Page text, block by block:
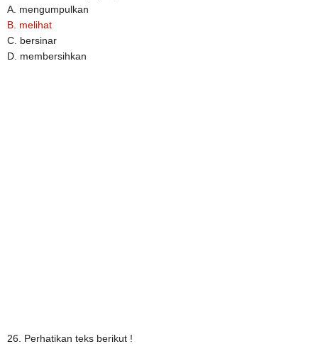
A. mengumpulkan
B. melihat
C. bersinar
D. membersihkan
26. Perhatikan teks berikut !